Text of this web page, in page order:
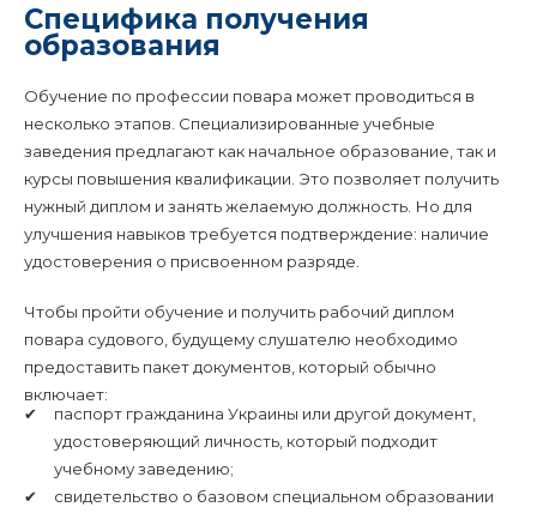
Специфика получения
образования
Обучение по профессии повара может проводиться в
несколько этапов. Специализированные учебные
заведения предлагают как начальное образование, так и
курсы повышения квалификации. Это позволяет получить
нужный диплом и занять желаемую должность. Но для
улучшения навыков требуется подтверждение: наличие
удостоверения о присвоенном разряде.
Чтобы пройти обучение и получить рабочий диплом
повара судового, будущему слушателю необходимо
предоставить пакет документов, который обычно
включает:
паспорт гражданина Украины или другой документ,
удостоверяющий личность, который подходит
учебному заведению;
свидетельство о базовом специальном образовании